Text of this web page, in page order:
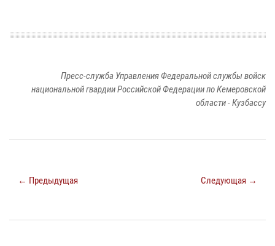
Пресс-служба Управления Федеральной службы войск
национальной гвардии Российской Федерации по Кемеровской
области - Кузбассу
← Предыдущая Следующая →